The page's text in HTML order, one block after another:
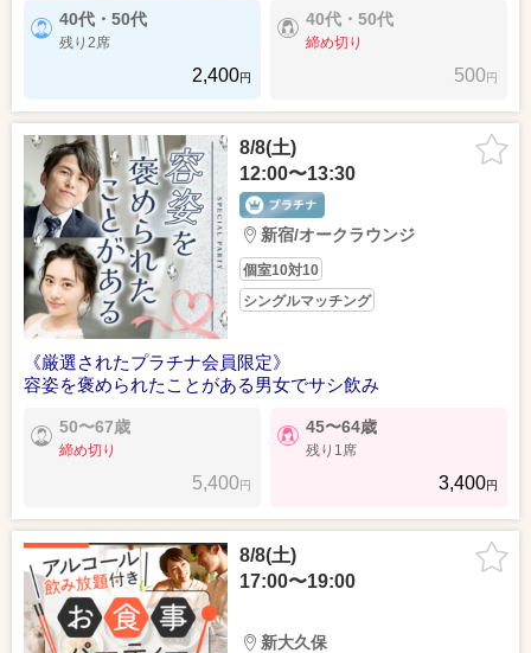
40代・50代
残り2席
2,400円
40代・50代
締め切り
500円
8/8(土)
12:00〜13:30
新宿/オークラウンジ
個室10対10
シングルマッチング
《厳選されたプラチナ会員限定》
容姿を褒められたことがある男女でサシ飲み
50〜67歳
締め切り
5,400円
45〜64歳
残り1席
3,400円
8/8(土)
17:00〜19:00
新大久保